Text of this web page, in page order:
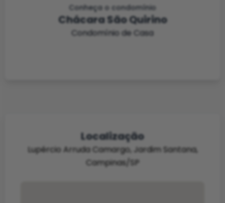
Conheça o condomínio
Chácara São Quirino
Condomínio de Casa
Localização
Lupércio Arruda Camargo, Jardim Santana,
Campinas/SP